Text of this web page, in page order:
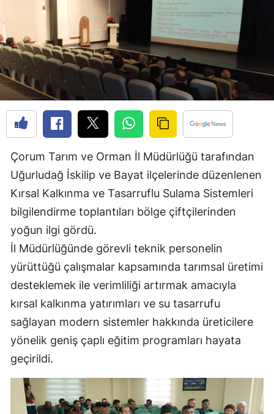
Edirne
Elazığ
Erzincan
Erzurum
Eskişehir
Gaziantep
Giresun
Hakkari
Isparta
Mersin
İzmir
Kars
Çorum Tarım ve Orman İl Müdürlüğü tarafından
Uğurludağ İskilip ve Bayat ilçelerinde düzenlenen
Kırsal Kalkınma ve Tasarruflu Sulama Sistemleri
bilgilendirme toplantıları bölge çiftçilerinden
yoğun ilgi gördü.
İl Müdürlüğünde görevli teknik personelin
yürüttüğü çalışmalar kapsamında tarımsal üretimi
desteklemek ile verimliliği artırmak amacıyla
kırsal kalkınma yatırımları ve su tasarrufu
sağlayan modern sistemler hakkında üreticilere
yönelik geniş çaplı eğitim programları hayata
geçirildi.